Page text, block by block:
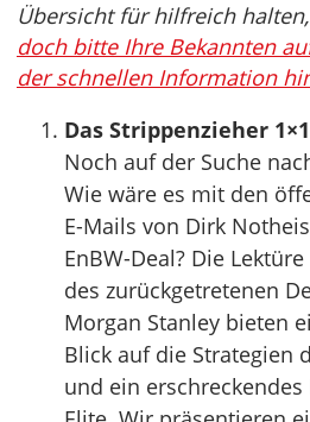
Übersicht für hilfreich halten,
doch bitte Ihre Bekannten
der schnellen Information
Das Strippenzieher
Noch auf der Suche
Wie wäre es mit den
E-Mails von Dirk
EnBW-Deal? Die
des zurückgetretenen
Morgan Stanley bieten
Blick auf die Strategien
und ein